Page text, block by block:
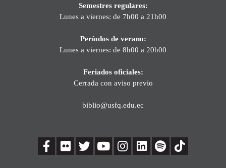
Semestres regulares:
Lunes a viernes: de 7h00 a 21h00
Períodos de verano:
Lunes a viernes: de 8h00 a 20h00
Feriados oficiales:
Cerrada con aviso previo
biblio@usfq.edu.ec